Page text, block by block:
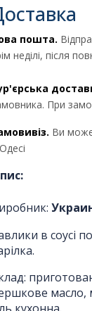
пошта.
неділі, після
При
Ви
в соусі
масло,